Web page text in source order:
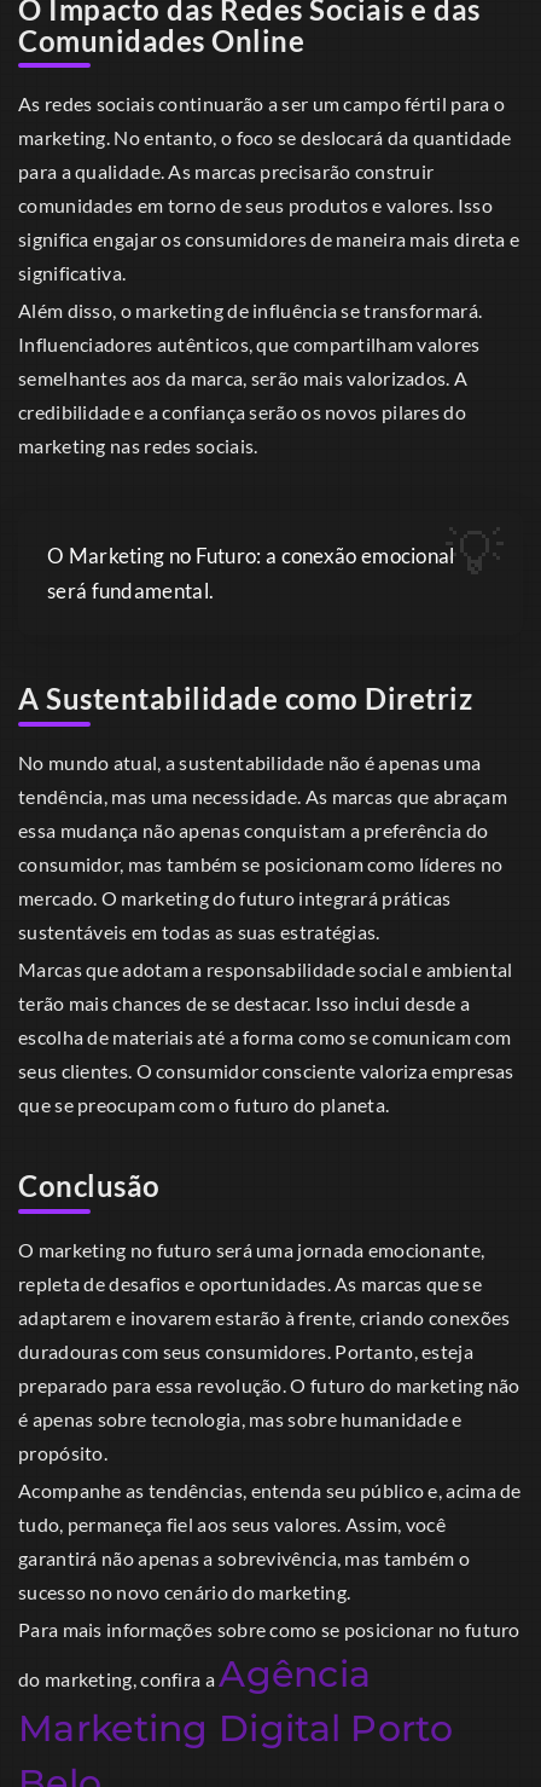
O Impacto das Redes Sociais e das
Comunidades Online
As redes sociais continuarão a ser um campo fértil para o
marketing. No entanto, o foco se deslocará da quantidade
para a qualidade. As marcas precisarão construir
comunidades em torno de seus produtos e valores. Isso
significa engajar os consumidores de maneira mais direta e
significativa.
Além disso, o marketing de influência se transformará.
Influenciadores autênticos, que compartilham valores
semelhantes aos da marca, serão mais valorizados. A
credibilidade e a confiança serão os novos pilares do
marketing nas redes sociais.
O Marketing no Futuro: a conexão emocional
será fundamental.
A Sustentabilidade como Diretriz
No mundo atual, a sustentabilidade não é apenas uma
tendência, mas uma necessidade. As marcas que abraçam
essa mudança não apenas conquistam a preferência do
consumidor, mas também se posicionam como líderes no
mercado. O marketing do futuro integrará práticas
sustentáveis em todas as suas estratégias.
Marcas que adotam a responsabilidade social e ambiental
terão mais chances de se destacar. Isso inclui desde a
escolha de materiais até a forma como se comunicam com
seus clientes. O consumidor consciente valoriza empresas
que se preocupam com o futuro do planeta.
Conclusão
O marketing no futuro será uma jornada emocionante,
repleta de desafios e oportunidades. As marcas que se
adaptarem e inovarem estarão à frente, criando conexões
duradouras com seus consumidores. Portanto, esteja
preparado para essa revolução. O futuro do marketing não
é apenas sobre tecnologia, mas sobre humanidade e
propósito.
Acompanhe as tendências, entenda seu público e, acima de
tudo, permaneça fiel aos seus valores. Assim, você
garantirá não apenas a sobrevivência, mas também o
sucesso no novo cenário do marketing.
Para mais informações sobre como se posicionar no futuro
do marketing, confira aAgência
Marketing Digital Porto